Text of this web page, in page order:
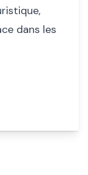
dans les